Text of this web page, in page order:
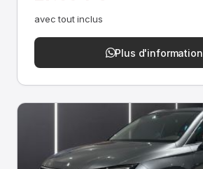
avec tout inclus
Plus